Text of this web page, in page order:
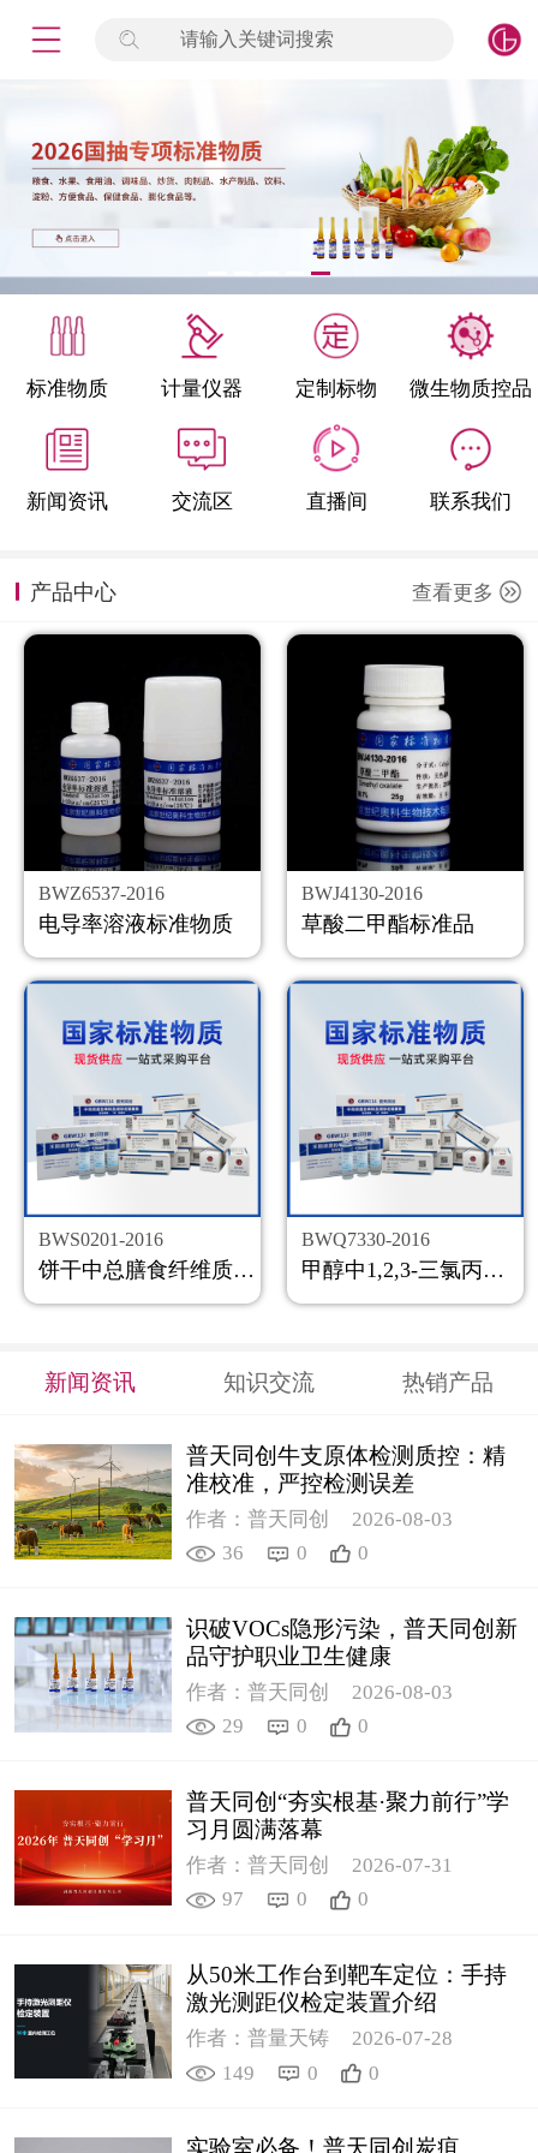
请输入关键词搜索
标准物质 计量仪器 定制标物 微生物质控品
新闻资讯 交流区 直播间 联系我们
产品中心 查看更多
BWZ6537-2016
电导率溶液标准物质
BWJ4130-2016
草酸二甲酯标准品
BWS0201-2016
饼干中总膳食纤维质控样品
BWQ7330-2016
甲醇中1,2,3-三氯丙烷溶液标准物质
新闻资讯 知识交流 热销产品
普天同创牛支原体检测质控：精
准校准，严控检测误差
作者：普天同创
2026-08-03
36
0 0
识破VOCs隐形污染，普天同创新
品守护职业卫生健康
作者：普天同创
2026-08-03
29
0 0
普天同创“夯实根基·聚力前行”学
习月圆满落幕
作者：普天同创
2026-07-31
97
0 0
从50米工作台到靶车定位：手持
激光测距仪检定装置介绍
作者：普量天铸
2026-07-28
149
0 0
标准物质
产品专项
微生物检测/质控品
定制标物
定制仪器
新闻资讯
公司主页
购物车
会员中心
联系我们
返回主页